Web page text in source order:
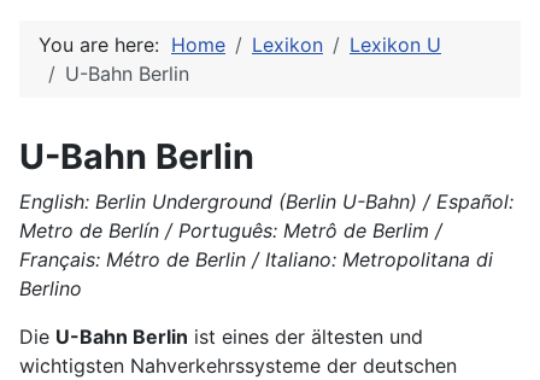
You are here: Home Lexikon
Lexikon U
U-Bahn Berlin
U-Bahn Berlin
English: Berlin Underground (Berlin U-Bahn) / Español:
Metro de Berlín / Português: Metrô de Berlim /
Français: Métro de Berlin / Italiano: Metropolitana di
Berlino
Die U-Bahn Berlin ist eines der ältesten und
wichtigsten Nahverkehrssysteme der deutschen